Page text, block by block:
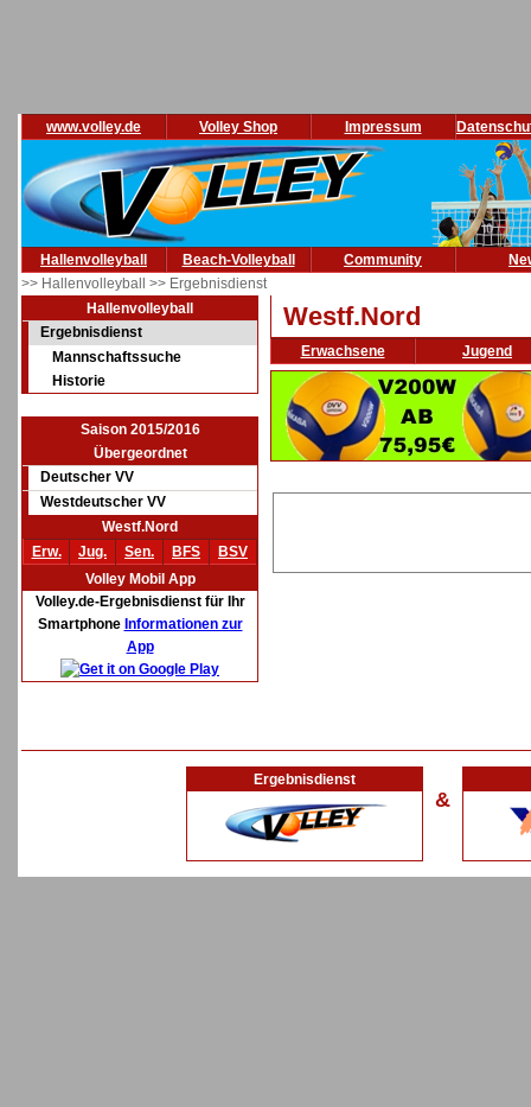
www.volley.de Volley Shop Impressum
Hallenvolleyball Beach-Volleyball Community
>> Hallenvolleyball >> Ergebnisdienst
Hallenvolleyball
Ergebnisdienst
Mannschaftssuche
Historie
Saison 2015/2016
Übergeordnet
Deutscher VV
Westdeutscher VV
Westf.Nord
Erw.
Jug. Sen. BFS
BSV
Volley Mobil App
Volley.de-Ergebnisdienst für Ihr
Smartphone Informationen zur
App
Westf.Nord
Erwachsene Jugend
Ergebnisdienst
&